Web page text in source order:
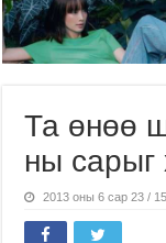
Та өнөө
ны сарыг
2013 оны 6 сар 23 /